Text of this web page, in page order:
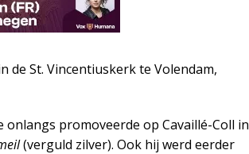
de St. Vincentiuskerk te Volendam,
promoveerde op Cavaillé-Coll in
(verguld zilver). Ook hij werd eerder